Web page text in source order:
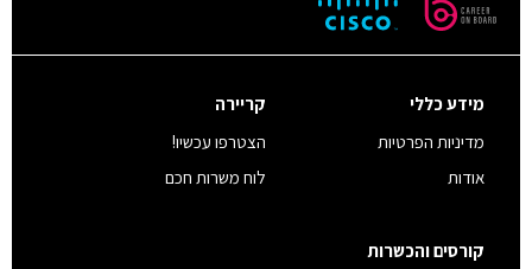
מידע כללי
מדיניות הפרטיות
אודות
קריירה
הצטרפו עכשיו!
לוח משרות חכם
קורסים והכשרות